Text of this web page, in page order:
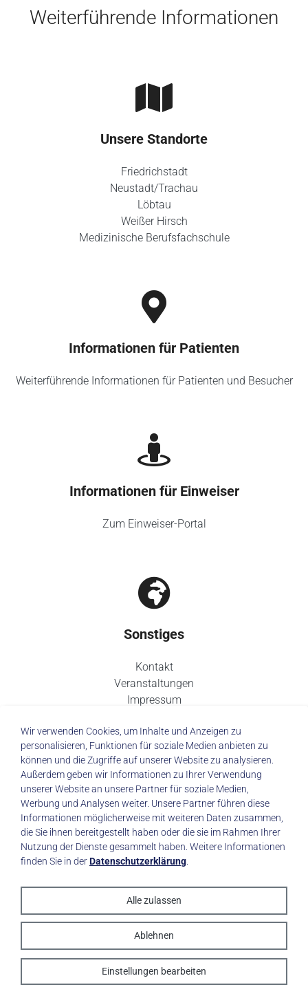
Wir verwenden Cookies, um Inhalte und Anzeigen zu
personalisieren, Funktionen für soziale Medien anbieten zu
können und die Zugriffe auf unserer Website zu analysieren.
Außerdem geben wir Informationen zu Ihrer Verwendung
unserer Website an unsere Partner für soziale Medien,
Werbung und Analysen weiter. Unsere Partner führen diese
Informationen möglicherweise mit weiteren Daten zusammen,
die Sie ihnen bereitgestellt haben oder die sie im Rahmen Ihrer
Nutzung der Dienste gesammelt haben. Weitere Informationen
finden Sie in derDatenschutzerklärung
Einstellungen bearbeiten
Ablehnen
Alle zulassen
Weiterführende Informationen
Unsere Standorte
Friedrichstadt
Neustadt/Trachau
Löbtau
Weißer Hirsch
Medizinische Berufsfachschule
Informationen für Patienten
Weiterführende Informationen für Patienten und Besucher
Informationen für Einweiser
Zum Einweiser-Portal
Sonstiges
Kontakt
Veranstaltungen
Impressum
© 2026 Städtisches Klinikum Dresden
Impressum|Datenschutz
made with by trapez